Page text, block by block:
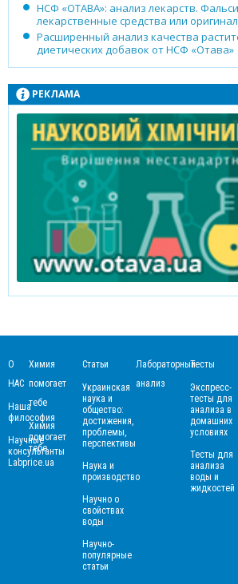
НСФ «ОТАВА»: анализ лекарств.
лекарственные средства или
Расширенный анализ качества
диетических добавок от НСФ «Отава»
РЕКЛАМА
О
НАС
Наша
философия
Научные
консультанты
Labprice.ua
Химия
помогает
тебе
Химия
помогает
тебе
Статьи
Украинская
наука и
общество:
достижения,
проблемы,
перспективы
Наука и
производство
Научно о
свойствах
воды
Научно-
популярные
статьи
Лабораторный
анализ
Тесты
Экспресс-
тесты для
анализа в
домашних
условиях
Тесты для
анализа
воды и
жидкостей